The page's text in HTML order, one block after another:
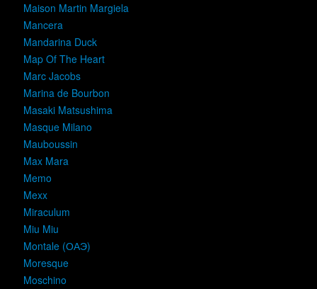
Maison Martin Margiela
Mancera
Mandarina Duck
Map Of The Heart
Marc Jacobs
Marina de Bourbon
Masaki Matsushima
Masque Milano
Mauboussin
Max Mara
Memo
Mexx
Miraculum
Miu Miu
Montale (ОАЭ)
Moresque
Moschino